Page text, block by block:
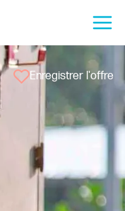
Enregistrer l'offre